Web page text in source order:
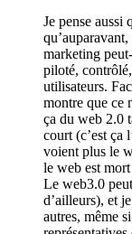
Je pense aussi
marketing
piloté,
utilisateurs.
montre que ce
ça du web 2.0
court (c’est ça
voient plus le
le web est mort
Le web3.0
d’ailleurs), et
autres, même